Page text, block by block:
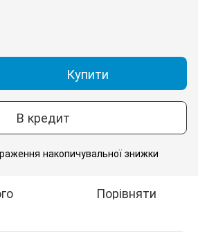
Купити
В кредит
накопичувальної знижки
Порівняти